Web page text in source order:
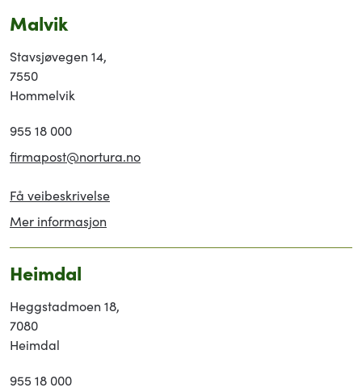
Malvik
Stavsjøvegen 14,
7550
Hommelvik
955 18 000
firmapost@nortura.no
Få veibeskrivelse
Mer informasjon
Heimdal
Heggstadmoen 18,
7080
Heimdal
955 18 000